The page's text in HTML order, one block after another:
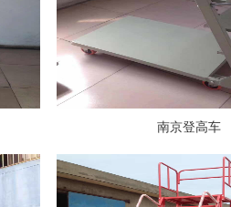
南京登高车